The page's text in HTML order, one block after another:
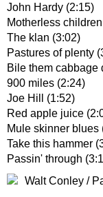
John Hardy (2:15)
Motherless
The klan (3:02)
Pastures of plenty
Bile them cabbage
900 miles (2:24)
Joe Hill (1:52)
Red apple juice
Mule skinner blues
Take this hammer
Passin' through